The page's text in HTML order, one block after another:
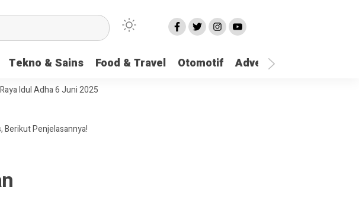
Tekno & Sains Food & Travel Otomotif Advetorial
Idul Adha 6 Juni 2025
Berikut Penjelasannya!